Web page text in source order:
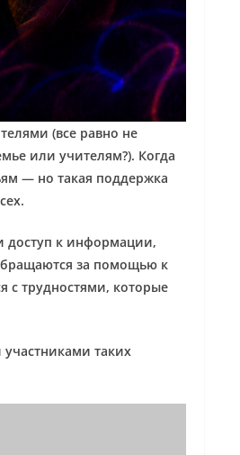
(все равно не
или учителям?). Когда
— но такая поддержка
доступ к информации,
за помощью к
с трудностями, которые
участниками таких